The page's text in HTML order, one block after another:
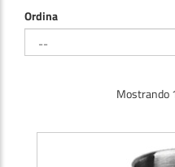
Ordina
Mostrando